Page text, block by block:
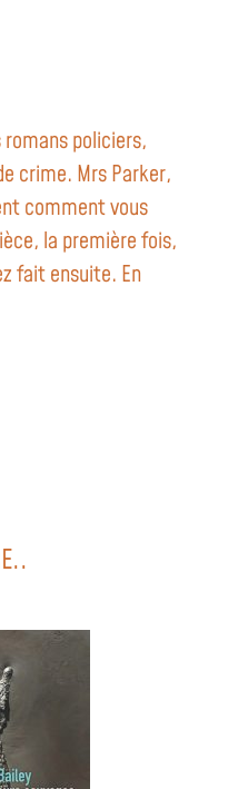
policiers,
crime. Mrs Parker,
comment vous
la première fois,
fait ensuite. En